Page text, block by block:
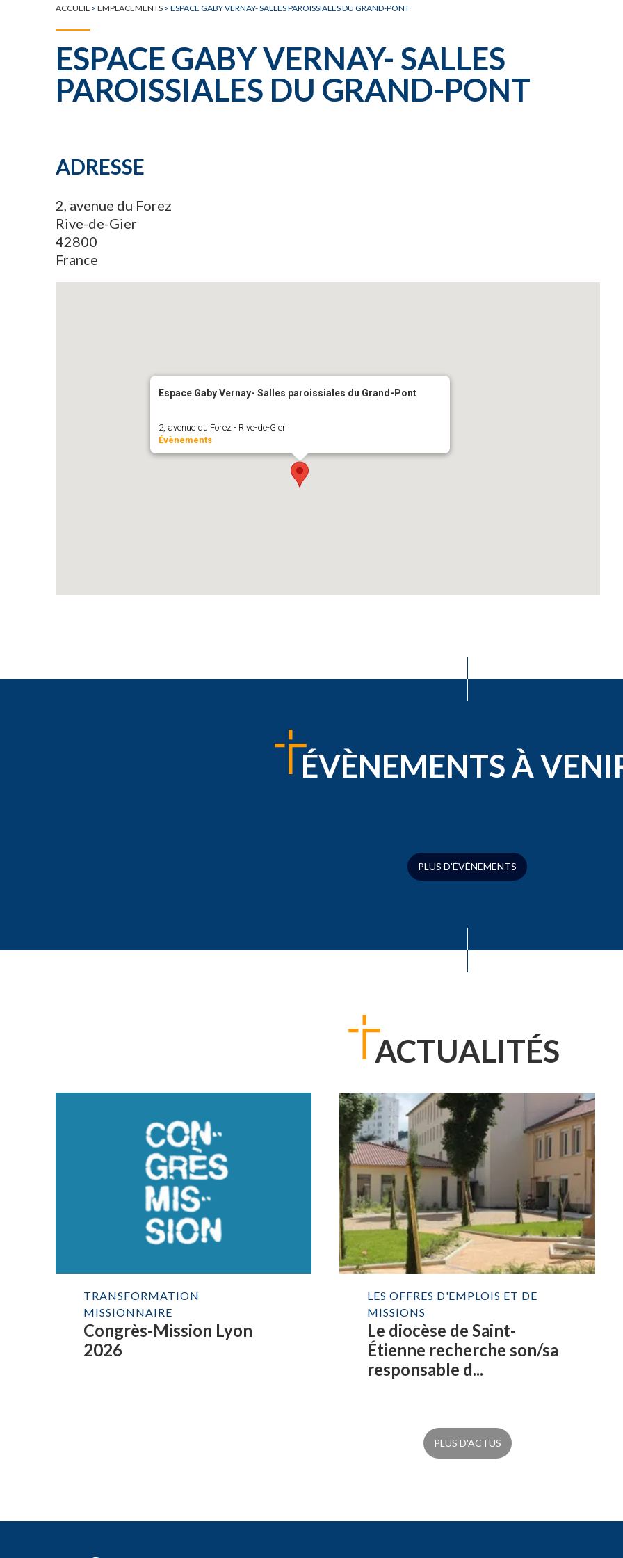
ACCUEIL > EMPLACEMENTS > ESPACE GABY VERNAY- SALLES PAROISSIALES DU GRAND-PONT
ESPACE GABY VERNAY- SALLES
PAROISSIALES DU GRAND-PONT
ADRESSE
2, avenue du Forez
Rive-de-Gier
42800
France
Espace Gaby Vernay- Salles paroissiales du Grand-Pont
2, avenue du Forez - Rive-de-Gier
Évènements
ÉVÈNEMENTS À
PLUS D'ÉVÉNEMENTS
ACTUALITÉS
TRANSFORMATION
MISSIONNAIRE
Congrès-Mission Lyon
2026
LES OFFRES D'EMPLOIS ET DE
MISSIONS
Le diocèse de Saint-
Étienne recherche son/sa
responsable d...
PLUS D'ACTUS